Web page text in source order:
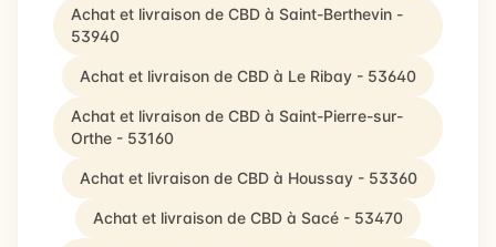
Achat et livraison de CBD à Saint-Berthevin -
53940
Achat et livraison de CBD à Le Ribay - 53640
Achat et livraison de CBD à Saint-Pierre-sur-
Orthe - 53160
Achat et livraison de CBD à Houssay - 53360
Achat et livraison de CBD à Sacé - 53470